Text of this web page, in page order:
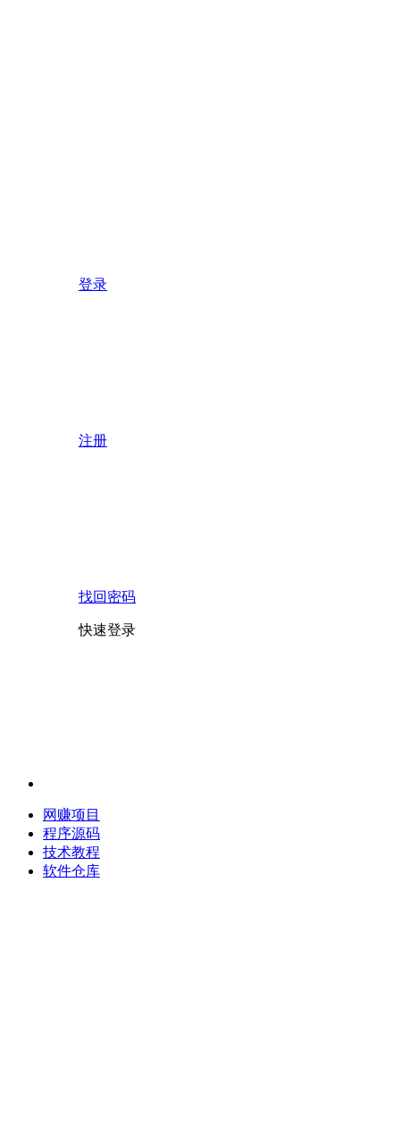
登录
注册
找回密码
快速登录
网赚项目
程序源码
技术教程
软件仓库